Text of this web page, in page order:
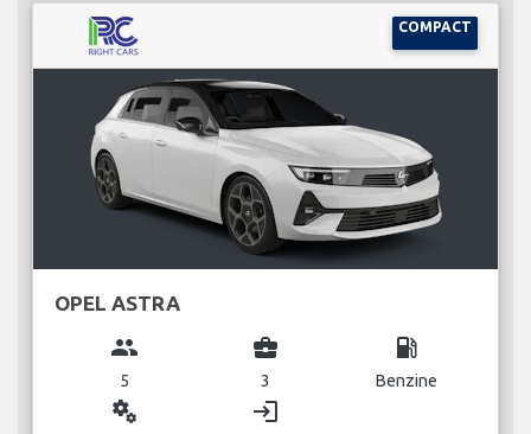
COMPACT
OPEL ASTRA
group
5
business_center
3
local_gas_station
Benzine
miscellaneous_services login